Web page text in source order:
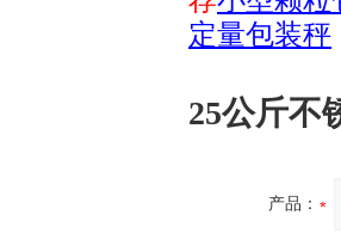
定量包装秤
25公斤不
产品：